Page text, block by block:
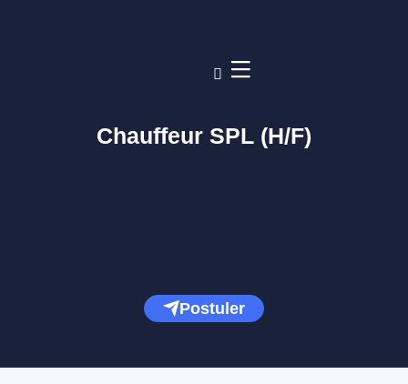
Chauffeur SPL (H/F)
Postuler